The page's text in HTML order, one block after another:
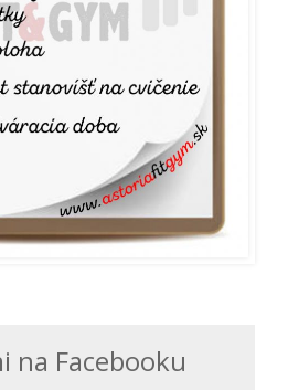
na Facebooku